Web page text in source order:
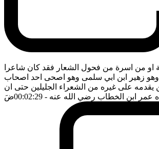
او من اسرة من فحول الشعار فقد كان شاعرا
وهو زهير ابن ابي سلمى وهو اصحى احد اصحاب
يقدمه على غيره من الشعراء الجليلين حتى ان
اه عمر ابن الخطاب رضي الله عنه - 00:02:29 ضَ